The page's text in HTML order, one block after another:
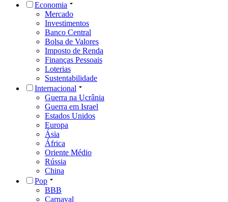
Economia
Mercado
Investimentos
Banco Central
Bolsa de Valores
Imposto de Renda
Finanças Pessoais
Loterias
Sustentabilidade
Internacional
Guerra na Ucrânia
Guerra em Israel
Estados Unidos
Europa
Ásia
África
Oriente Médio
Rússia
China
Pop
BBB
Carnaval